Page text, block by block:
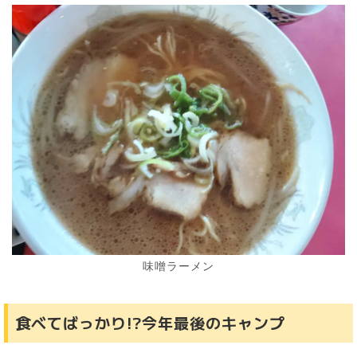
味噌ラーメン
食べてばっかり!?今年最後のキャンプ